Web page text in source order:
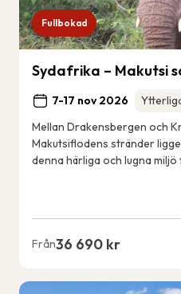
Fullbokad
Sydafrika – Makutsi
7-17 nov 2026
Mellan Drakensbergen och
Makutsiflodens stränder
denna härliga och lugna
Från36 690 kr